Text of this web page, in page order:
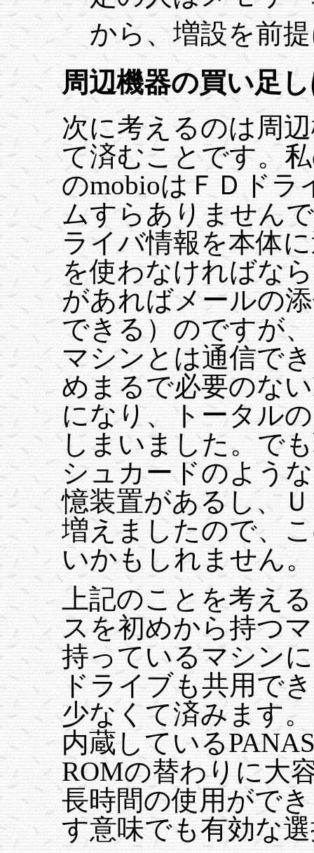
から、増設を前
周辺機器の買い足
次に考えるのは周
て済むことです。
のmobioはＦＤドラ
ムすらありません
ライバ情報を本体
を使わなければな
があればメールの
できる）のですが
マシンとは通信で
めまるで必要のな
になり、トータル
しまいました。で
シュカードのよう
憶装置があるし、
増えましたので、
いかもしれません。
上記のことを考え
スを初めから持つ
持っているマシン
ドライブも共用で
少なくて済みます
内蔵している
ROMの替わりに大
長時間の使用がで
す意味でも有効な